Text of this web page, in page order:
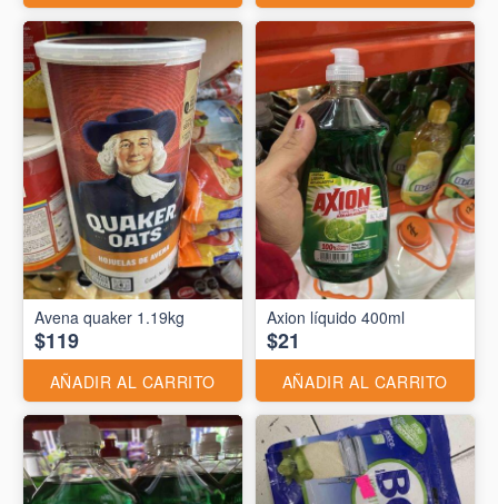
Avena quaker 1.19kg
$119
AÑADIR AL CARRITO
Axion líquido 400ml
$21
AÑADIR AL CARRITO